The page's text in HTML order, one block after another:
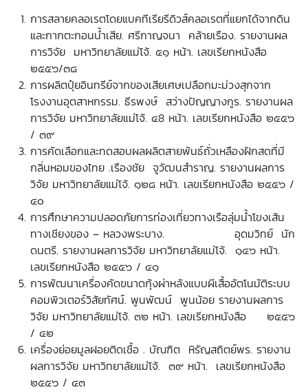
การสลายคลอเรตโดยแบคทีเรียรีดิวส์คลอเรตที่แยกได้จากดิน
และกากตะกอนน้ำเสีย. ศรีกาญจนา คล้ายเรือง. รายงานผล
การวิจัย มหาวิทยาลัยแม่โจ้. ๕๑ หน้า. เลขเรียกหนังสือ
๒๕๕๖/
การผลิตปุ๋ยอินทรีย์จากของเสียเศษเปลือกมะม่วงสุกจาก
โรงงานอุตสาหกรรม. ธีรพงษ์ สว่างปัญญางกูร. รายงานผล
การวิจัย มหาวิทยาลัยแม่โจ้. ๔8 หน้า. เลขเรียกหนังสือ ๒๕๕๖
/ ๓๙
การคัดเลือกและทดสอบผลผลิตสายพันธ์ถั่วเหลืองฝักสดที่มี
กลิ่นหอมของไทย .เรืองชัย จูวัฒนสำราญ. รายงานผลการ
วิจัย มหาวิทยาลัยแม่โจ้. ๑๒๘ หน้า. เลขเรียกหนังสือ ๒๕๕๖ /
๔๐
การศึกษาความปลอดภัยการท่องเที่ยวทางเรือลุ่มน้ำโขงเส้น
ทางเชียงของ – หลวงพระบาง. อุดมวิทย์ นัก
ดนตรี. รายงานผลการวิจัย มหาวิทยาลัยแม่โจ้. ๑๔๖ หน้า.
เลขเรียกหนังสือ ๒๕๕๖ / ๔๑
การพัฒนาเครื่องคัดขนาดกุ้งผ่าหลังแบบผีเสื้ออัตโนมัติระบบ
คอมพิวเตอร์วิสัยทัศน์. พูนพัฒน์ พูนน้อย รายงานผลการ
วิจัย มหาวิทยาลัยแม่โจ้. ๓๒ หน้า. เลขเรียกหนังสือ ๒๕๕๖
/ ๔๒
เครื่องย่อยมูลฝอยติดเชื้อ . บัณฑิต หิรัญสถิตย์พร. รายงาน
ผลการวิจัย มหาวิทยาลัยแม่โจ้. ๓๙ หน้า. เลขเรียกหนังสือ
๒๕๕๖ / ๔๓